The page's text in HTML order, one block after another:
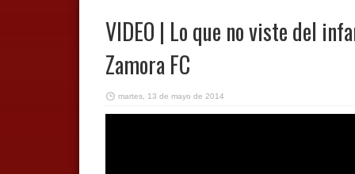
VIDEO | Lo que no viste del
Zamora FC
martes, 13 de mayo de 2014